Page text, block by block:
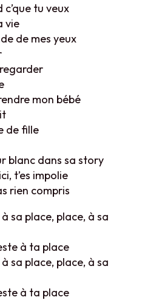
tu veux
vie
de mes yeux
mon bébé
de fille
blanc dans sa story
t’es impolie
rien compris
sa place, place, à sa
à ta place
sa place, place, à sa
à ta place